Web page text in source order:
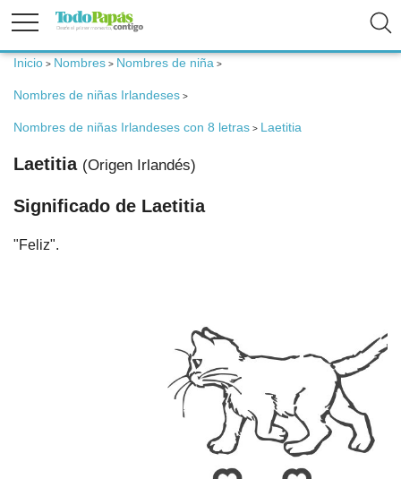
Fertilidad
Embarazo
Niños
Inicio > Nombres > Nombres de niña >
Nombres de niñas Irlandeses >
Nombres de niñas Irlandeses con 8 letras > Laetitia
Laetitia (Origen Irlandés)
Significado de Laetitia
"Feliz".